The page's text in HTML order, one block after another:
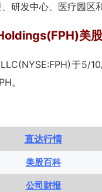
研发中心、医疗园区
美
于5/
。
直达行情
美股百科
公司财报